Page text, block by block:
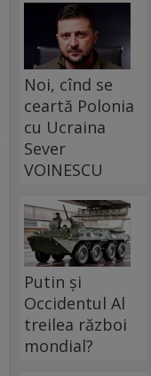
Noi, cînd se
ceartă Polonia
cu Ucraina
Sever
VOINESCU
Putin și
Occidentul Al
treilea război
mondial?